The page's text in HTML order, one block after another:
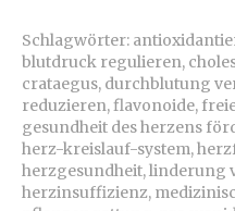
Schlagwörter:
blutdruck regulieren,
crataegus, durchblutung
reduzieren,flavonoide,
gesundheit des herzens
herz-kreislauf-system,
herzgesundheit,linderung
herzinsuffizienz,